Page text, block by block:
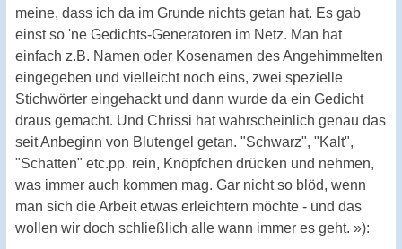
meine, dass ich da im Grunde nichts getan hat. Es gab
einst so 'ne Gedichts-Generatoren im Netz. Man hat
einfach z.B. Namen oder Kosenamen des Angehimmelten
eingegeben und vielleicht noch eins, zwei spezielle
Stichwörter eingehackt und dann wurde da ein Gedicht
draus gemacht. Und Chrissi hat wahrscheinlich genau das
seit Anbeginn von Blutengel getan. "Schwarz", "Kalt",
"Schatten" etc.pp. rein, Knöpfchen drücken und nehmen,
was immer auch kommen mag. Gar nicht so blöd, wenn
man sich die Arbeit etwas erleichtern möchte - und das
wollen wir doch schließlich alle wann immer es geht. »):